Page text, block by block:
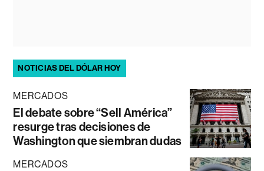
NOTICIAS DEL DÓLAR HOY
MERCADOS
El debate sobre “Sell América”
resurge tras decisiones de
Washington que siembran dudas
MERCADOS